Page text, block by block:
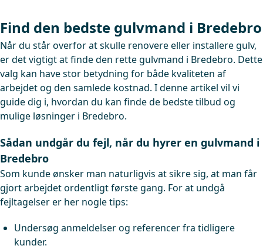
Find den bedste gulvmand i Bredebro
Når du står overfor at skulle renovere eller installere gulv,
er det vigtigt at finde den rette gulvmand i Bredebro. Dette
valg kan have stor betydning for både kvaliteten af
arbejdet og den samlede kostnad. I denne artikel vil vi
guide dig i, hvordan du kan finde de bedste tilbud og
mulige løsninger i Bredebro.
Sådan undgår du fejl, når du hyrer en gulvmand i
Bredebro
Som kunde ønsker man naturligvis at sikre sig, at man får
gjort arbejdet ordentligt første gang. For at undgå
fejltagelser er her nogle tips:
Undersøg anmeldelser og referencer fra tidligere
kunder.